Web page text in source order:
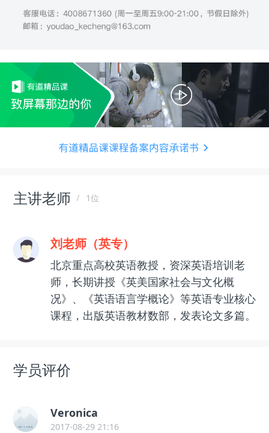
主讲老师 1位
刘老师（英专）
北京重点高校英语教授，资深英语培训老
师，长期讲授《英美国家社会与文化概
况》、《英语语言学概论》等英语专业核心
课程，出版英语教材数部，发表论文多篇。
学员评价
Veronica
2017-08-29 21:16